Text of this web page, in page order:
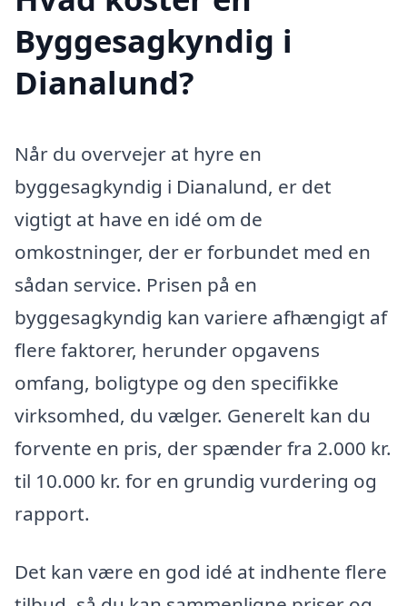
Byggesagkyndig i
Dianalund?
Når du overvejer at hyre en
byggesagkyndig i Dianalund, er det
vigtigt at have en idé om de
omkostninger, der er forbundet med en
sådan service. Prisen på en
byggesagkyndig kan variere afhængigt af
flere faktorer, herunder opgavens
omfang, boligtype og den specifikke
virksomhed, du vælger. Generelt kan du
forvente en pris, der spænder fra 2.000 kr.
til 10.000 kr. for en grundig vurdering og
rapport.
Det kan være en god idé at indhente flere